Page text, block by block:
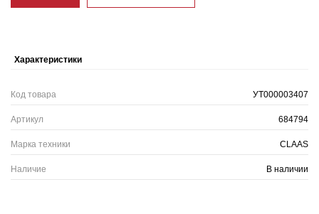
Характеристики
Код товара УТ000003407
Артикул 684794
Марка техники CLAAS
Наличие В наличии